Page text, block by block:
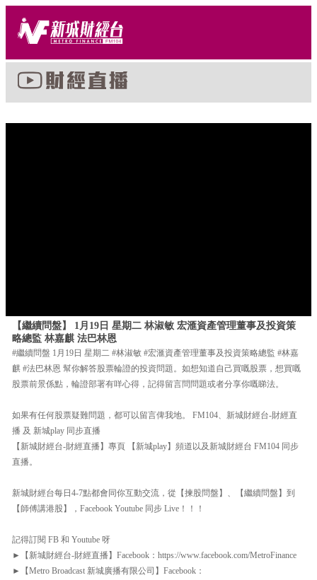
【繼續問盤】 1月19日 星期二 林淑敏 宏滙資產管理董事及投資策
略總監 林嘉麒 法巴林恩
#繼續問盤 1月19日 星期二 #林淑敏 #宏滙資產管理董事及投資策略總監 #林嘉
麒 #法巴林恩 幫你解答股票輪證的投資問題。如想知道自己買嘅股票，想買嘅
股票前景係點，輪證部署有咩心得，記得留言問問題或者分享你嘅睇法。
如果有任何股票疑難問題，都可以留言俾我地。 FM104、新城財經台-財經直
播 及 新城play 同步直播
【新城財經台-財經直播】專頁 【新城play】頻道以及新城財經台 FM104 同步
直播。
新城財經台每日4-7點都會同你互動交流，從【揀股問盤】、【繼續問盤】到
【師傅講港股】，Facebook Youtube 同步 Live！！！
記得訂閱 FB 和 Youtube 呀
►【新城財經台-財經直播】Facebook：https://www.facebook.com/MetroFinance
►【Metro Broadcast 新城廣播有限公司】Facebook：